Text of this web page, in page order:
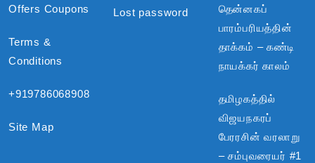
Offers Coupons
Terms &
Conditions
+919786068908
Site Map
Lost password
தென்னகப்
பாரம்பரியத்தின்
தாக்கம் – கண்டி
நாயக்கர் காலம்
தமிழகத்தில்
விஜயநகரப்
பேரரசின் வரலாறு
– சம்புவரையர் #1